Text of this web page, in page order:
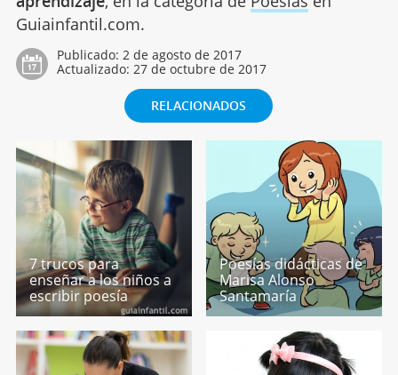
Guiainfantil.com.
Publicado: 2 de agosto de 2017
Actualizado: 27 de octubre de 2017
RELACIONADOS
7 trucos para
enseñar a los niños a
escribir poesía
Poesías didácticas de
Marisa Alonso
Santamaría